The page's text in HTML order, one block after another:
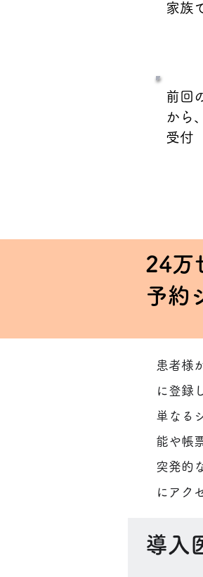
家族
前回
から
受付
24万
予約
患者様
に登録
単なる
能や帳
突発的
にアク
導入